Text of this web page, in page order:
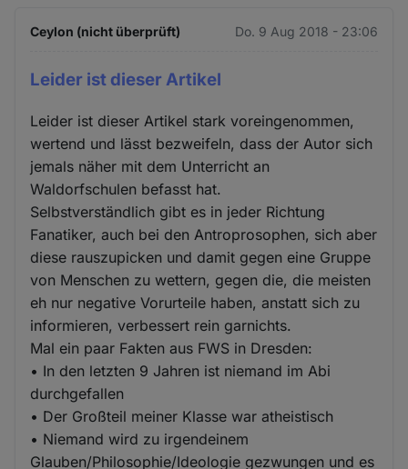
Ceylon (nicht überprüft) Do. 9 Aug 2018 - 23:06
Leider ist dieser Artikel
Leider ist dieser Artikel stark voreingenommen,
wertend und lässt bezweifeln, dass der Autor sich
jemals näher mit dem Unterricht an
Waldorfschulen befasst hat.
Selbstverständlich gibt es in jeder Richtung
Fanatiker, auch bei den Antroprosophen, sich aber
diese rauszupicken und damit gegen eine Gruppe
von Menschen zu wettern, gegen die, die meisten
eh nur negative Vorurteile haben, anstatt sich zu
informieren, verbessert rein garnichts.
Mal ein paar Fakten aus FWS in Dresden:
• In den letzten 9 Jahren ist niemand im Abi
durchgefallen
• Der Großteil meiner Klasse war atheistisch
• Niemand wird zu irgendeinem
Glauben/Philosophie/Ideologie gezwungen und es